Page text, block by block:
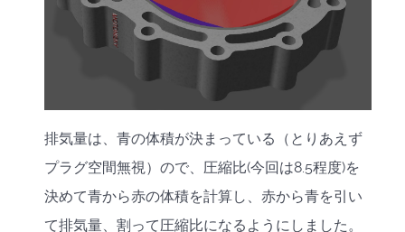
排気量は、青の体積が決まっている（とりあえず
プラグ空間無視）ので、圧縮比(今回は8.5程度)を
決めて青から赤の体積を計算し、赤から青を引い
て排気量、割って圧縮比になるようにしました。